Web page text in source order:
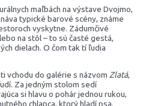
maľbách na výstave Dvojmo,
typické barové scény, známe
vyskytne. Zádumčivé
na stôl – to sú časté gestá,
dielach. O čom tak tí ľudia
vchodu do galérie s názvomZlatá,
Za jedným stolom sedí
si hlavu o pohár jednou rukou,
chlapca, ktorý hladí psa.